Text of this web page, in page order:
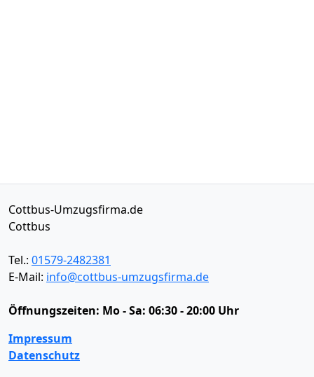
Cottbus-Umzugsfirma.de
Cottbus
Tel.: 01579-2482381
E-Mail: info@cottbus-umzugsfirma.de
Öffnungszeiten: Mo - Sa: 06:30 - 20:00 Uhr
Impressum
Datenschutz